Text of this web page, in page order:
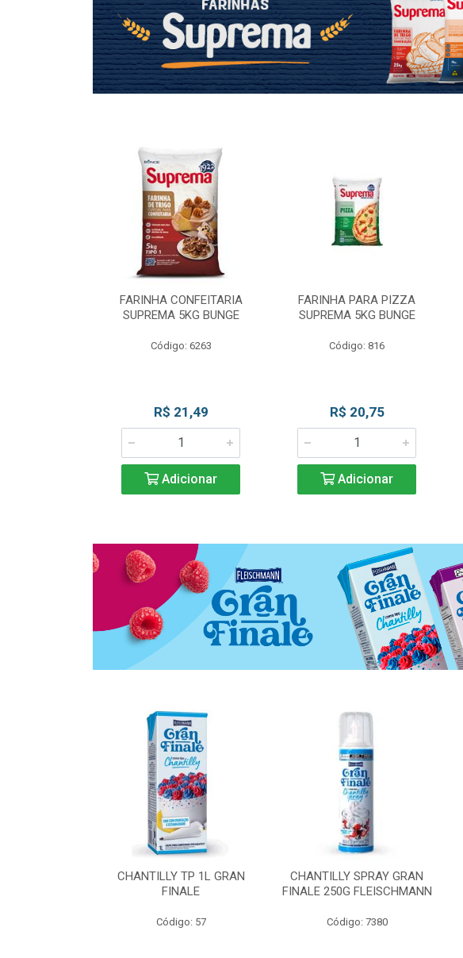
FARINHA CONFEITARIA
SUPREMA 5KG BUNGE
Código: 6263
R$ 21,49
Adicionar
FARINHA PARA PIZZA
SUPREMA 5KG BUNGE
Código: 816
R$ 20,75
Adicionar
CHANTILLY TP 1L GRAN
FINALE
Código: 57
CHANTILLY SPRAY GRAN
FINALE 250G FLEISCHMANN
Código: 7380